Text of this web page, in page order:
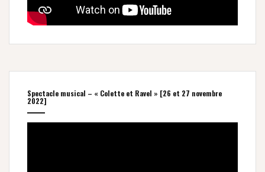
Spectacle musical – « Colette et Ravel » [26 et 27 novembre
2022]